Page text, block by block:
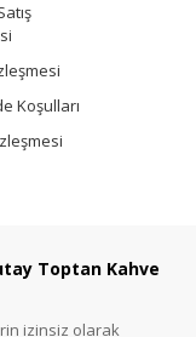
Koşulları
Toptan Kahve
izinsiz olarak